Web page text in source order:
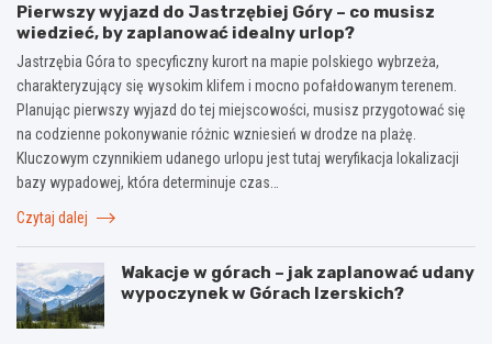
Pierwszy wyjazd do Jastrzębiej Góry – co musisz
wiedzieć, by zaplanować idealny urlop?
Jastrzębia Góra to specyficzny kurort na mapie polskiego wybrzeża,
charakteryzujący się wysokim klifem i mocno pofałdowanym terenem.
Planując pierwszy wyjazd do tej miejscowości, musisz przygotować się
na codzienne pokonywanie różnic wzniesień w drodze na plażę.
Kluczowym czynnikiem udanego urlopu jest tutaj weryfikacja lokalizacji
bazy wypadowej, która determinuje czas…
Czytaj dalej
Wakacje w górach – jak zaplanować udany
wypoczynek w Górach Izerskich?